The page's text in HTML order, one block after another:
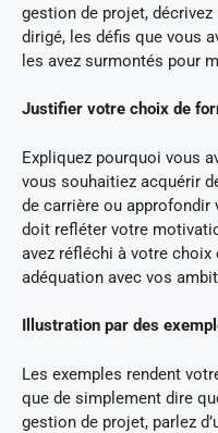
gestion de projet,
dirigé, les défis que vous
les avez surmontés pour
Justifier votre choix de
Expliquez pourquoi vous
vous souhaitiez acquérir
de carrière ou
doit refléter votre
avez réfléchi à votre
adéquation avec vos
Illustration par des
Les exemples rendent
que de simplement dire
gestion de projet, parlez